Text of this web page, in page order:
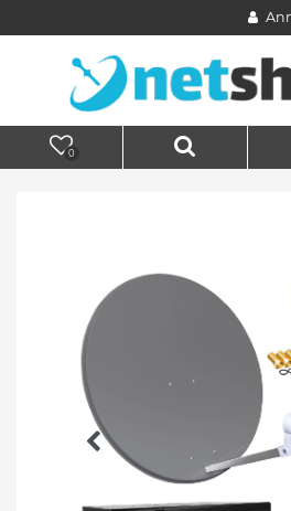
0